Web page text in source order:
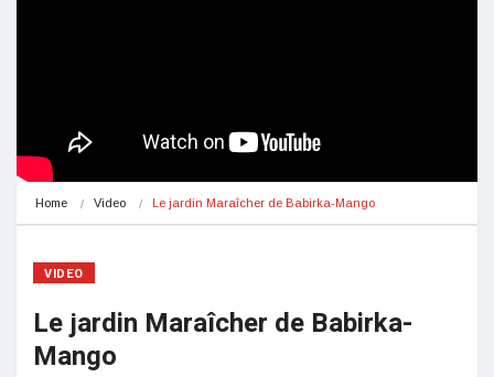
Home Video Le jardin Maraîcher de Babirka-Mango
VIDEO
Le jardin Maraîcher de Babirka-
Mango